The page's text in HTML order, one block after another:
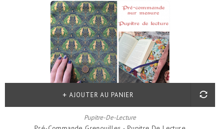
Pupitre-De-Lecture
AJOUTER AU PANIER